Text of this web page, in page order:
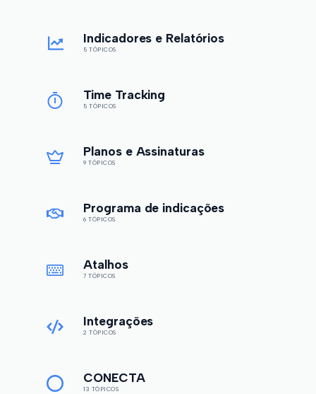
Indicadores e Relatórios
5 TÓPICOS
Time Tracking
5 TÓPICOS
Planos e Assinaturas
9 TÓPICOS
Programa de indicações
6 TÓPICOS
Atalhos
7 TÓPICOS
Integrações
2 TÓPICOS
CONECTA
13 TÓPICOS